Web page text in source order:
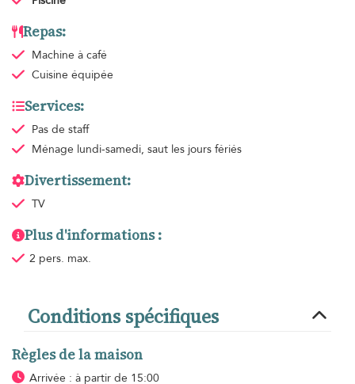
Repas:
Machine à café
Cuisine équipée
Services:
Pas de staff
Ménage lundi-samedi, saut les jours fériés
Divertissement:
TV
Plus d'informations :
2 pers. max.
Conditions spécifiques
Règles de la maison
Arrivée : à partir de 15:00